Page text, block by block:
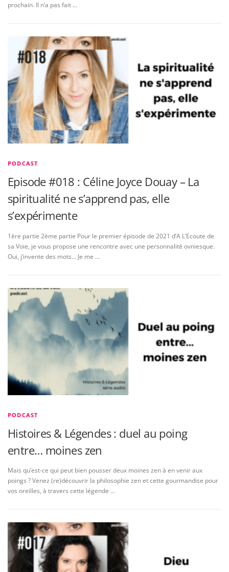
prochain. Il n’a pas fait …
PODCAST
Episode #018 : Céline Joyce Douay – La
spiritualité ne s’apprend pas, elle
s’expérimente
1ère partie 2ème partie Pour le premier épisode de 2021 d’A L’Ecoute de
sa Voie, je vous propose une rencontre avec une personnalité ovniesque.
Oui, j’invente des mots… Je me …
PODCAST
Histoires & Légendes : duel au poing
entre… moines zen
Mais qu’est-ce qui peut bien pousser deux moines zen à en venir aux
poings ? Venez (re)découvrir la philosophie zen et cette gourmandise pour
vos oreilles, à travers cette légende …